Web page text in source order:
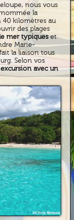
nous vous
la
40 kilomètres au
des plages
mer typiqueset
Marie-
la liaison tous
Selon vos
avec un